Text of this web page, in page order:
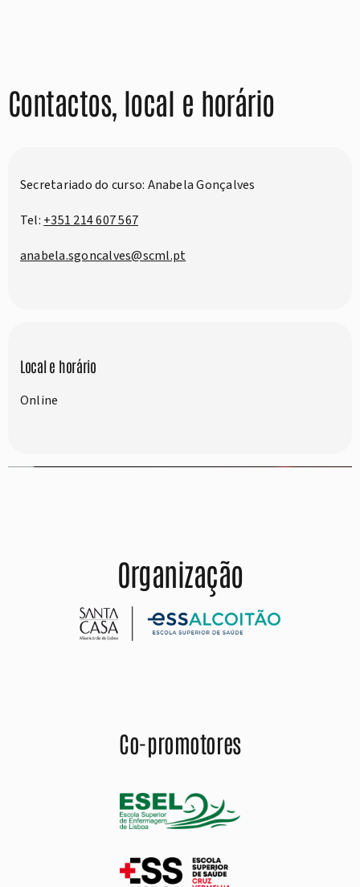
Contactos, local e horário
Secretariado do curso: Anabela Gonçalves
Tel: +351 214 607 567
anabela.sgoncalves@scml.pt
Local e horário
Online
Organização
Co-promotores